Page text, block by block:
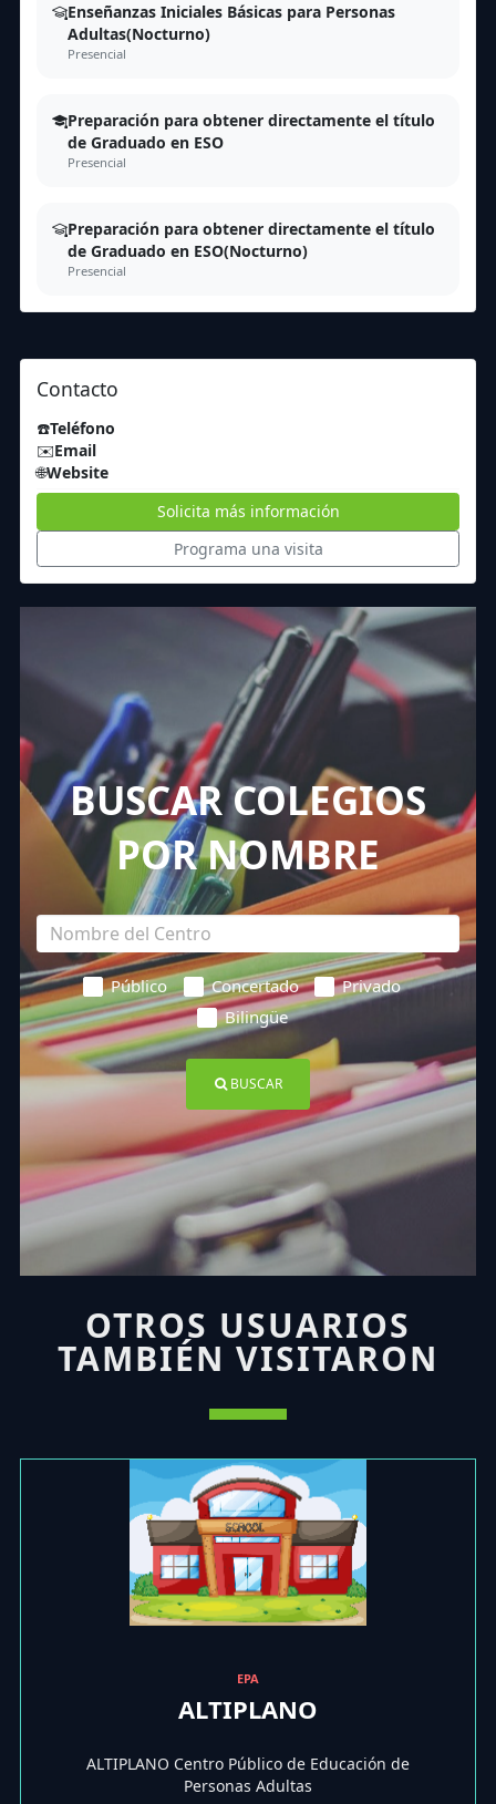
Enseñanzas Iniciales Básicas para Personas
Adultas(Nocturno)
Presencial
Preparación para obtener directamente el título
de Graduado en ESO
Presencial
Preparación para obtener directamente el título
de Graduado en ESO(Nocturno)
Presencial
Contacto
☎️Teléfono
✉️Email
🌐Website
Solicita más información
Programa una visita
BUSCAR COLEGIOS
POR NOMBRE
Público Concertado
Privado
Bilingüe
BUSCAR
OTROS USUARIOS
TAMBIÉN VISITARON
EPA
ALTIPLANO
ALTIPLANO Centro Público de Educación de
Personas Adultas